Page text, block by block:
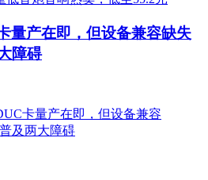
量产在即，但设备兼容缺失
障碍